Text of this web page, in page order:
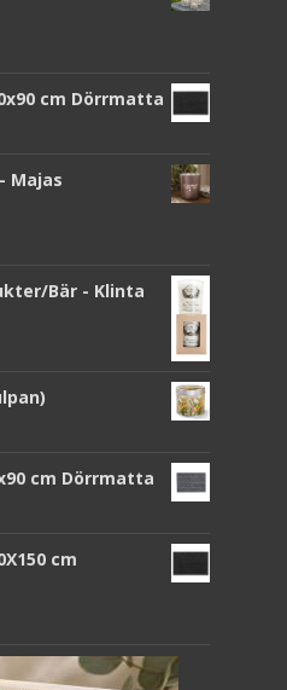
cm Dörrmatta
Majas
Bär - Klinta
cm Dörrmatta
cm